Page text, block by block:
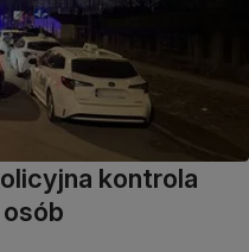
kontrola